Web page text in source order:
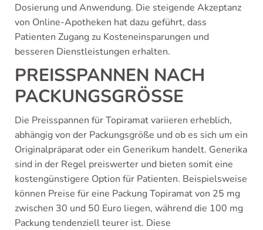
Dosierung und Anwendung. Die steigende Akzeptanz
von Online-Apotheken hat dazu geführt, dass
Patienten Zugang zu Kosteneinsparungen und
besseren Dienstleistungen erhalten.
PREISSPANNEN NACH
PACKUNGSGRÖSSE
Die Preisspannen für Topiramat variieren erheblich,
abhängig von der Packungsgröße und ob es sich um ein
Originalpräparat oder ein Generikum handelt. Generika
sind in der Regel preiswerter und bieten somit eine
kostengünstigere Option für Patienten. Beispielsweise
können Preise für eine Packung Topiramat von 25 mg
zwischen 30 und 50 Euro liegen, während die 100 mg
Packung tendenziell teurer ist. Diese